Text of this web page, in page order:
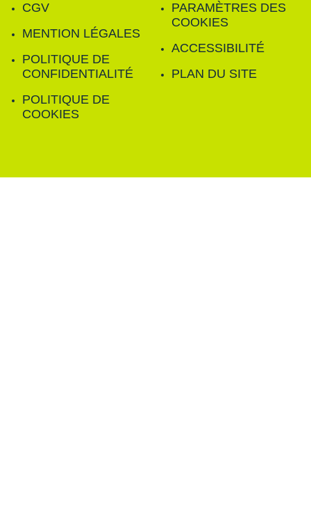
CGV
MENTION LÉGALES
POLITIQUE DE
CONFIDENTIALITÉ
POLITIQUE DE
COOKIES
PARAMÈTRES DES
COOKIES
ACCESSIBILITÉ
PLAN DU SITE